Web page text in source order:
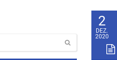
2
DEZ.
2020